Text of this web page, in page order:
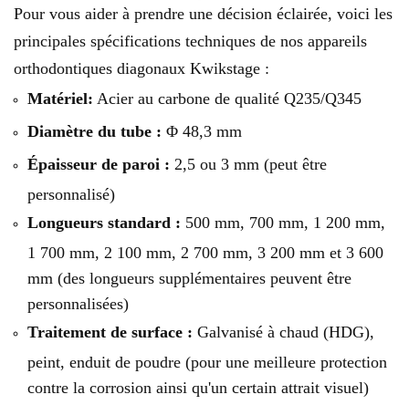
Pour vous aider à prendre une décision éclairée, voici les
principales spécifications techniques de nos appareils
orthodontiques diagonaux Kwikstage :
Matériel: Acier au carbone de qualité Q235/Q345
Diamètre du tube : Φ 48,3 mm
Épaisseur de paroi : 2,5 ou 3 mm (peut être
personnalisé)
Longueurs standard : 500 mm, 700 mm, 1 200 mm,
1 700 mm, 2 100 mm, 2 700 mm, 3 200 mm et 3 600
mm (des longueurs supplémentaires peuvent être
personnalisées)
Traitement de surface : Galvanisé à chaud (HDG),
peint, enduit de poudre (pour une meilleure protection
contre la corrosion ainsi qu'un certain attrait visuel)